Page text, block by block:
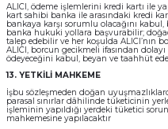
ALICI, ödeme işlemlerini kredi kartı ile
kart sahibi banka ile arasındaki kredi
bankaya karşı sorumlu olacağını
banka hukuki yollara başvurabilir;
talep edebilir ve her koşulda ALICI’nın
ALICI, borcun gecikmeli ifasından dolayı
ödeyeceğini kabul, beyan ve taahhüt
13. YETKİLİ MAHKEME
İşbu sözleşmeden doğan
parasal sınırlar dâhilinde tüketicinin
işleminin yapıldığı yerdeki tüketici
mahkemesine yapılacaktır